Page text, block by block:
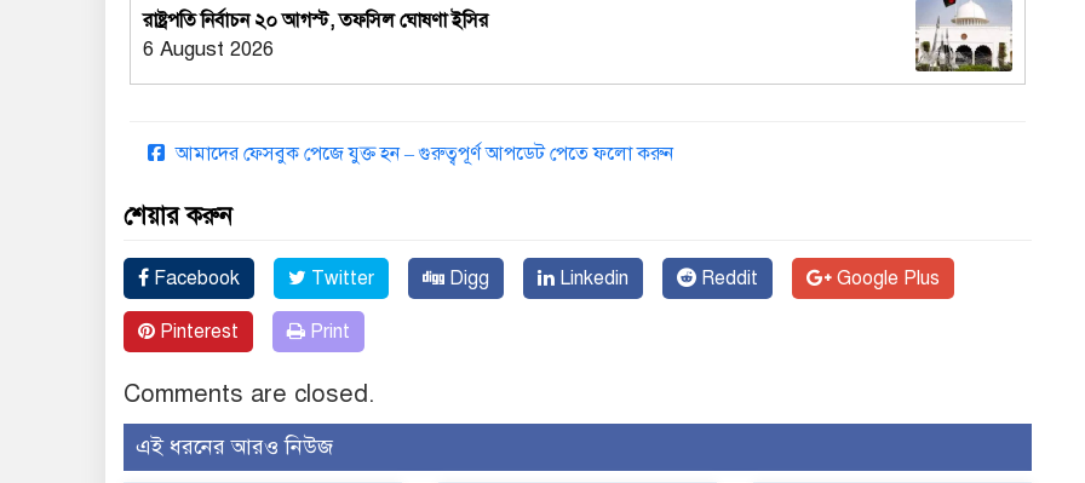
রাষ্ট্রপতি নির্বাচন ২০ আগস্ট, তফসিল ঘোষণা ইসির
6 August 2026
আমাদের ফেসবুক পেজে যুক্ত হন – গুরুত্বপূর্ণ আপডেট পেতে ফলো করুন
শেয়ার করুন
Facebook Twitter Digg Linkedin Reddit Google Plus
Pinterest Print
Comments are closed.
এই ধরনের আরও নিউজ